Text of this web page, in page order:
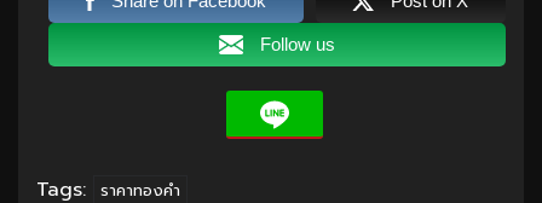
Follow us
Tags: ราคาทองคำ